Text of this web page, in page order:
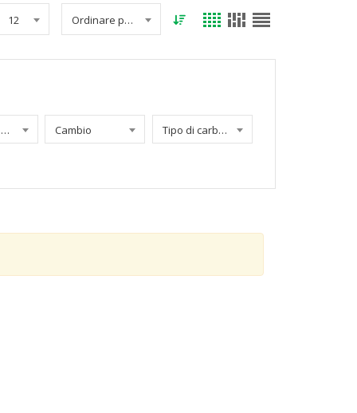
12 Ordinare per data
Chilometraggio Cambio Tipo di carburante